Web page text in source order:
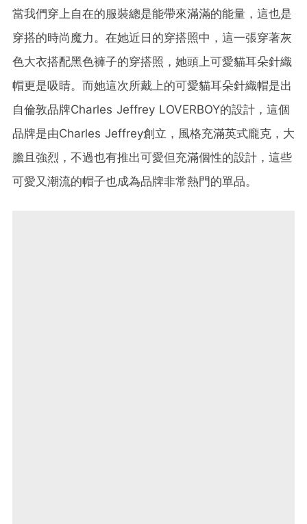
當我們穿上自在的服裝總是能帶來滿滿的能量，這也是
穿搭的時尚魔力。在她近日的穿搭照中，這一張穿著灰
色大衣搭配黑色褲子的穿搭照，她頭上可愛貓耳朵針織
帽更是吸睛。而她這次所戴上的可愛貓耳朵針織帽是出
自倫敦品牌Charles Jeffrey LOVERBOY的設計，這個
品牌是由Charles Jeffrey創立，風格充滿英式龐克，大
膽且強烈，不過也有推出可愛但充滿個性的設計，這些
可愛又潮流的帽子也成為品牌非常熱門的單品。